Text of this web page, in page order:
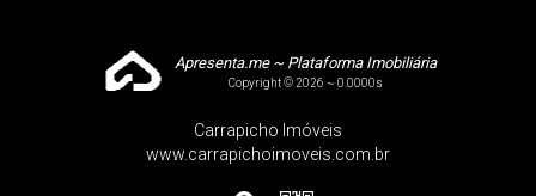
Apresenta.me ~ Plataforma Imobiliária
Copyright © 2026 ~ 0.0000s
Carrapicho Imóveis
www.carrapichoimoveis.com.br